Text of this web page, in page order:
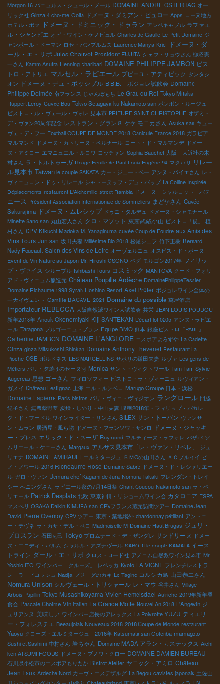
Morgon 16 バニュルス・シュール・メール DOMAINE ANDRE OSTERTAG オー
リック社 Ginza 4 cho-me Ooita ドメーヌ・ダミアン・ビュロー Apps ローヌ地方
ホテル・ボマ
ドメーヌ・ドミニック・ドゥラン アンペキャブル ラファエ
ル・シャンピエ オビ・ワイン・ケノビュル Charles de Gaulle Le Petit Domaine ジ
ャンポール・ドーマン ロセ・パンプルムス Laurence Manya-Krief ドメーヌ・ダ
ール・エ・リボ Jules Chauvet President FUJITA シェフ・リョウさん 柳沼憲
一さん Kamm Asutra Henning charibari DOMAINE PHILIPPE JAMBON ビス
トロ・アトリエ マルセル・ラピエール プピーユ・アティピック タンタシ
オン ドメーヌ・デュ・ポッシブル B.B.B. ボジョレ試飲会 Domaine
Philippe Delmée 南フランス じゃんぼもち Le Grau du Roi Tokyo Mitaka
Ruppert Leroy Cuvée Bou Tokyo Setagaya-ku Nakamoto san ポンポン・ルージュ
ビストロ・ル・ヴェール・ヴォレ 見本市 PRIEURE SAINT CHRISTOPHE オザミ・
デ・ヴァン20周年記念 レストラン・グラン８ ケケ モニカさん Asuka san キュー
ヴェ・デ・フー Football COUPE DE MONDE 2018 Canicule France 2018 ガラピア
マルマンド ドメーヌ・カトリーヌ・ベルナール コート・ド・マルマンデ ドメー
ヌ・アミロー エマニュエル・ルロワ ヨッチャン Sophia Bauchet 大阪 大近社の木
村さん ラ・トルトゥーガ Rouge Feuille de Paul Louis Eugène 94 マタハリ
リレー
ル見本市 Taiwan le couple SAKATA カー・ジェー・ベー アンヌ・パイエさん レ・
ヴィニュロン・ドゥ・リレエル シャトーヌッフ・デュ・パップ La Colline Inspirée
Déplacements restaurent L'Alchemille street Rambla ドメーヌ・シャルロット・バテ
ニース Président Association Internationale de Sommeliers まどかさん Cuvée
Sakurajima ドメーヌ・ムレシップ ドゥニ・タルデュ
ドメーヌ・シャモナール
Minette Sano san 丸山宏人さん クロ・マソット 東京武蔵小山 ビストロ「俊」
植
村さん CPV Kikuchi Madoka M. Yanaginuma cuvée Coup de Foudre aux Amis des
Vins Tours Jun san 坂田夫妻 Millésime Bio 2018 松尾シェフ 竹下正樹 Bernard
Nady Foucault Salon des Vins de Loire オーヴェルニュ オスピス・ド・ボーヌ
Event du Vin Nature au Japon Mr. Hiroshi OSONO ペグ モルゴン2017年 フィリッ
プ・ヴァイス シルーブル Ishibashi Tours コスミック MANTOVA クード・フォリ
アド・ヴィニュム醸造元 Château Poupille Ardèche DomainePhilippeTessier
Domaine Richaume 1998 Syrah Hoshino Resort Axel Prϋfer ボジョレワイン全体の
一大イヴェント Camille BACAVE 2021 Domaine du possible 萬屋酒店
Importateur REBECCA 大阪自然派ワイン大試飲会 共栄 JEAN LOUIS POUDOU
新年2018年 Anouk Okonomiyaki Kiji SANTEKAN L'écart lot 0205 アンヌ・ラピエ
ール Taragona ブルゴーニュ・ブラン Equipe BMO 熊本 銀座ビストロ「PAUL」
Catherine JAMBON DOMAINE L'ANGLORE エスポアよろずや La Cadette
Ginza ginza Mitsukoshi Shinkan Domaine Anthony Thevenet Restaurant La
Pioche OSE ボルドネス LES MARCELLINS サボリの鎌田夫妻 ルヴァ Les gens de
Métiers パリ・夕焼けのセーヌ河 Monica サント・ヴィクトワール Tam Tam Sylvie
Augereau 思想 ゴーさん フィロソフィー ビストロ・ラ・ヴィーニュ ルヴィアン・
ガメイ Château Lestignac 上海 エル・ルンベロ Marugo Groupe 日本・浜松
Domaine Lapierre Paris bistros パリ・ヴィニ・ヴィジオン ラングロール 門脇
紀子さん 無農薬野菜 炭焼・しのり・中山夫妻 収穫2018年・フィリップ・パカレ
ク・ド・フードル ワインライター・リンさん SILEX サン・トーバン ヴァンサ
ン・ムラン 居酒屋・風ら坊 ドメーヌ・フランソワ・サンロ
ドメーヌ・ジャッキ
ー・プレス エリック・ド・スーザ Raymond マルティーヌ・ラフォレ パザパ ソ
ムリエール・ケニーさん Margaux アルザス見本市「レ・ヴァン・リベレ」
ジュ
リエナ DOMAINE AMIRAULT エルミタージュ ＢＭОの山田さん ＡＣブルイイ ピ
ノ・ノワール 2016 Richeaume Rosé Domaine Sabre ドメーヌ・ド・レシャリエー
ル ガロ・ヴァン Uemura chef Kagami de Jura Nomura Takaki ブレンダン・トレイ
シー へニングさん ラピエール家の7月14日祭 Chant Coucou Nakamoto san ラ・ペ
リエール Patrick Desplats 北欧 東京神田・リショームワイン会 カタロニア ESPA
マスぺリ OSAKA Daikin KIMURA san CPVフランス蔵元訪問ツアー Domaine Jean
David Pierre Overnoy CPV ツアー 東京・築地場外 chardonnay pétillant アントニ
ー・テヴネ ラ・カサ・デル・ぺロ Madmoiselle M Domaine Haut Brugas ジュリ・
ブロスラン 石田克己 Tokyo プロムナード・デ・ザングレ サンドリーヌ
ドメー
ヌ・エロディ・バルム シャルル・アズナヴール SABORI le couple KAMATA イース
トライン ダール・エ・リボ クロス・ロード社 アノニム自然派ワイン見本市 Mr.
Yoshio ITO ワインバー「クルーズ」 レベッカ Kyoto LA VIGNE フレンチレストラ
ン・ラ・ピヨッシュ Nadja ブジーグのカキ Le Tagine コルシカ島 山田恭二さん
Nomura Unison シルヴェール・トリシャール レ・マウ 谷井さん Village
Arbois Pupillin Tokyo Musashikoyama Vivien Hemelsdael Autriche 2019年新年昼
食会 Pascale Choime Vin italien La Grande Motte Nouvel An 2018 L'Angevin ジ
ュリアンヌ 美味しい ワインバー店長のアレックス La Poivrotte YUZU ティエリ
ー・フォレスチエ Beeaujolais Nouveaux 2018 2018 Coupe de Monde restaurant
Yaoyu クローズ・エルミタージュ 2016年 Katsumata san Gotenba mamagoto
Sushi et Sashimi 中村さん 岩ちゃん Domaine MADA アラン・カステックス Aichi
ken ATSUMI FOODS ドメーヌ・ブノワ・クロー DOMAINE DAMIEN BUREAU
石川県小松市のエスポアもりたか Bistrot Atelier ヤニック・アミロ Château
Jean Faux Ardeche Nord カーヴ・エステザルグ La Begou cavistes japonais 土佐山